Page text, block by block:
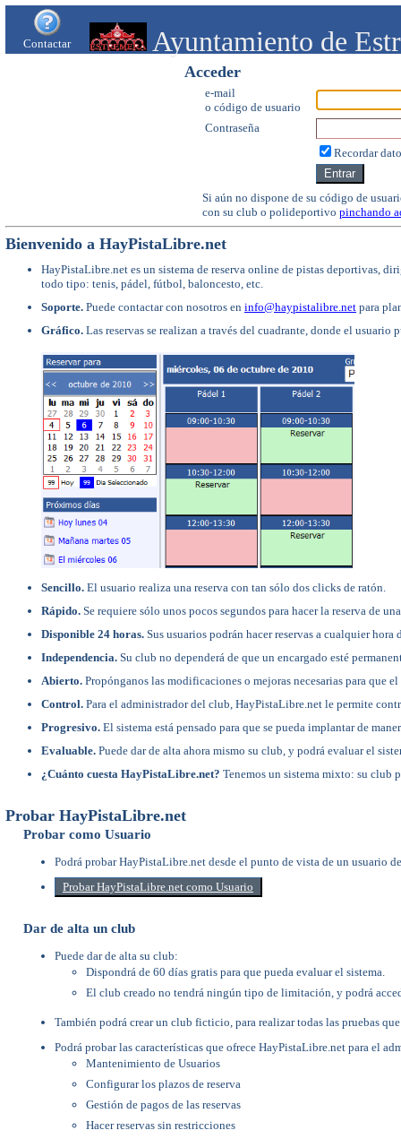
Contactar Ayuntamiento de
Acceder
e-mail
o código de usuario
Contraseña
Recordar
Si aún no dispone de su código de
con su club o polideportivo pinchando
Bienvenido a HayPistaLibre.net
HayPistaLibre.net es un sistema de reserva online de pistas deportivas,
todo tipo: tenis, pádel, fútbol, baloncesto, etc.
Soporte. Puede contactar con nosotros en info@haypistalibre.net para
Gráfico. Las reservas se realizan a través del cuadrante, donde el
Sencillo. El usuario realiza una reserva con tan sólo dos clicks de ratón.
Rápido. Se requiere sólo unos pocos segundos para hacer la reserva de
Disponible 24 horas. Sus usuarios podrán hacer reservas a cualquier
Independencia. Su club no dependerá de que un encargado esté
Abierto. Propónganos las modificaciones o mejoras necesarias para que
Control. Para el administrador del club, HayPistaLibre.net le permite
Progresivo. El sistema está pensado para que se pueda implantar de
Evaluable. Puede dar de alta ahora mismo su club, y podrá evaluar el
¿Cuánto cuesta HayPistaLibre.net? Tenemos un sistema mixto: su club
Probar HayPistaLibre.net
Probar como Usuario
Podrá probar HayPistaLibre.net desde el punto de vista de un usuario
Probar HayPistaLibre.net como Usuario
Dar de alta un club
Puede dar de alta su club:
Dispondrá de 60 días gratis para que pueda evaluar el sistema.
El club creado no tendrá ningún tipo de limitación, y podrá
También podrá crear un club ficticio, para realizar todas las pruebas
Podrá probar las características que ofrece HayPistaLibre.net para el
Mantenimiento de Usuarios
Configurar los plazos de reserva
Gestión de pagos de las reservas
Hacer reservas sin restricciones